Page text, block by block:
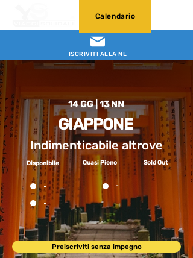
ISCRIVITI ALLA NL
Calendario
14 GG | 13 NN
GIAPPONE
Indimenticabile altrove
Disponibile Quasi Pieno Sold Out
-
-
-
Preiscriviti senza impegno